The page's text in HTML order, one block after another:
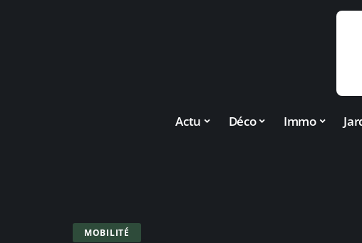
Actu Déco Immo
MOBILITÉ